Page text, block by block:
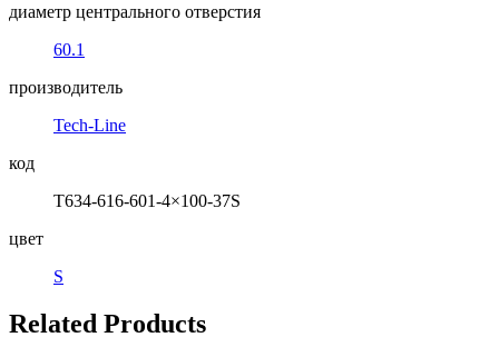
диаметр центрального отверстия
60.1
производитель
Tech-Line
код
T634-616-601-4×100-37S
цвет
S
Related Products